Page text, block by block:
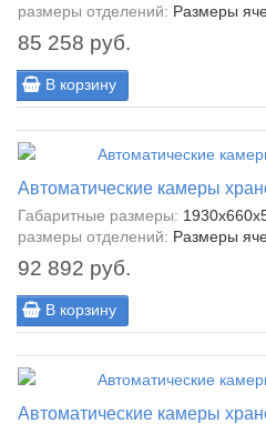
размеры отделений: Размеры
85 258 руб.
В корзину
Автоматические камеры
Габаритные размеры:
размеры отделений: Размеры
92 892 руб.
В корзину
Автоматические камеры